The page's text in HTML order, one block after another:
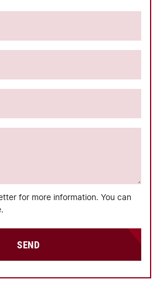
for more information. You can
SEND